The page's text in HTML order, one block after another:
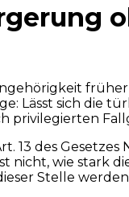
Lässt sich die
privilegierten
13 des
nicht, wie stark
Stelle